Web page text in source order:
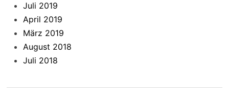
Juli 2019
April 2019
März 2019
August 2018
Juli 2018